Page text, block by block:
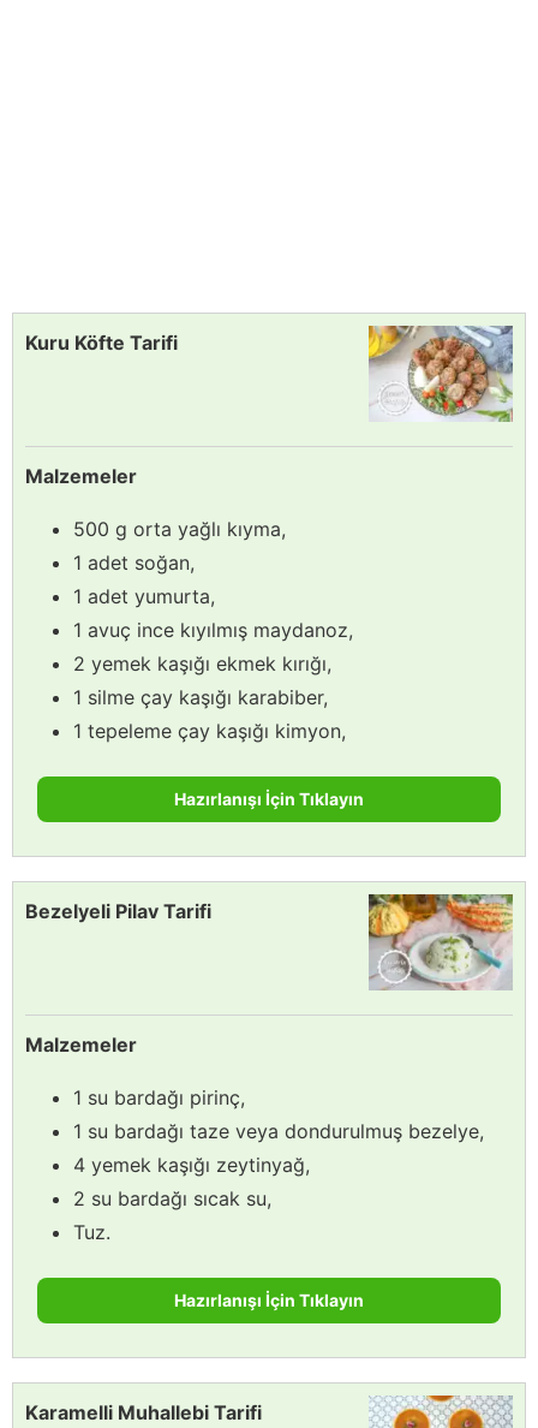
Kuru Köfte Tarifi
Malzemeler
500 g orta yağlı kıyma,
1 adet soğan,
1 adet yumurta,
1 avuç ince kıyılmış maydanoz,
2 yemek kaşığı ekmek kırığı,
1 silme çay kaşığı karabiber,
1 tepeleme çay kaşığı kimyon,
Hazırlanışı İçin Tıklayın
Bezelyeli Pilav Tarifi
Malzemeler
1 su bardağı pirinç,
1 su bardağı taze veya dondurulmuş bezelye,
4 yemek kaşığı zeytinyağ,
2 su bardağı sıcak su,
Tuz.
Hazırlanışı İçin Tıklayın
Karamelli Muhallebi Tarifi